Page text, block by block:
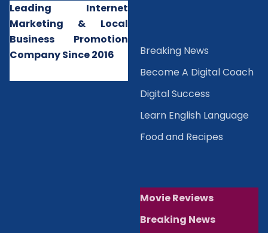
Leading Internet
Marketing & Local
Business Promotion
Company Since 2016
Breaking News
Become A Digital Coach
Digital Success
Learn English Language
Food and Recipes
Movie Reviews
Breaking News